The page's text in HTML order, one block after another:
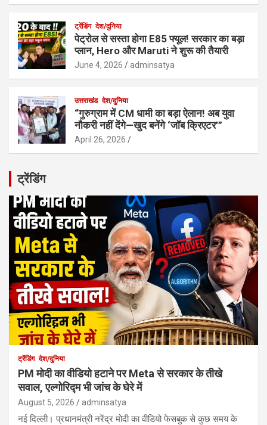
ट्रेंडिंग देश/दुनिया
पेट्रोल से सस्ता होगा E85 फ्यूल! सरकार का बड़ा
प्लान, Hero और Maruti ने शुरू की तैयारी
June 4, 2026 adminsatya
उत्तराखंड देश/दुनिया
“गुरुग्राम में CM धामी का बड़ा ऐलान! अब युवा
नौकरी नहीं देंगे—खुद बनेंगे ‘जॉब क्रिएटर’”
April 26, 2026
ट्रेंडिंग
ट्रेंडिंग देश/दुनिया
PM मोदी का वीडियो हटाने पर Meta से सरकार के तीखे
सवाल, एल्गोरिद्म भी जांच के घेरे में
August 5, 2026 adminsatya
नई दिल्ली। प्रधानमंत्री नरेंद्र मोदी का वीडियो फेसबुक से कुछ समय के